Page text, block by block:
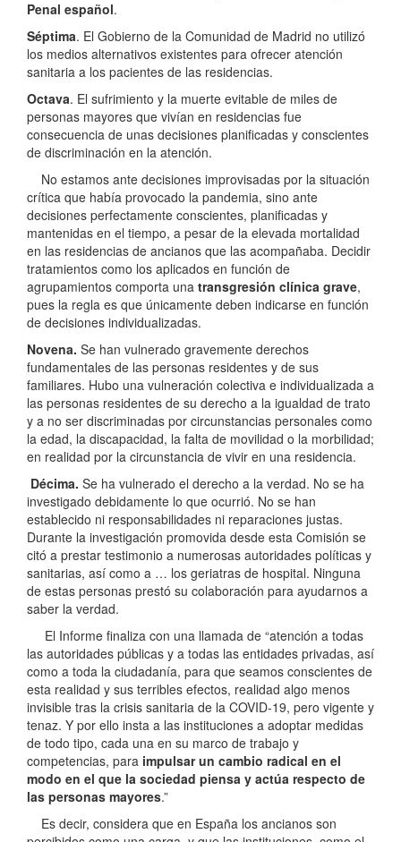
Penal español.
Séptima. El Gobierno de la Comunidad de Madrid no utilizó
los medios alternativos existentes para ofrecer atención
sanitaria a los pacientes de las residencias.
Octava. El sufrimiento y la muerte evitable de miles de
personas mayores que vivían en residencias fue
consecuencia de unas decisiones planificadas y conscientes
de discriminación en la atención.
No estamos ante decisiones improvisadas por la situación
crítica que había provocado la pandemia, sino ante
decisiones perfectamente conscientes, planificadas y
mantenidas en el tiempo, a pesar de la elevada mortalidad
en las residencias de ancianos que las acompañaba. Decidir
tratamientos como los aplicados en función de
agrupamientos comporta una transgresión clínica grave,
pues la regla es que únicamente deben indicarse en función
de decisiones individualizadas.
Novena. Se han vulnerado gravemente derechos
fundamentales de las personas residentes y de sus
familiares. Hubo una vulneración colectiva e individualizada a
las personas residentes de su derecho a la igualdad de trato
y a no ser discriminadas por circunstancias personales como
la edad, la discapacidad, la falta de movilidad o la morbilidad;
en realidad por la circunstancia de vivir en una residencia.
Décima. Se ha vulnerado el derecho a la verdad. No se ha
investigado debidamente lo que ocurrió. No se han
establecido ni responsabilidades ni reparaciones justas.
Durante la investigación promovida desde esta Comisión se
citó a prestar testimonio a numerosas autoridades políticas y
sanitarias, así como a … los geriatras de hospital. Ninguna
de estas personas prestó su colaboración para ayudarnos a
saber la verdad.
El Informe finaliza con una llamada de “atención a todas
las autoridades públicas y a todas las entidades privadas, así
como a toda la ciudadanía, para que seamos conscientes de
esta realidad y sus terribles efectos, realidad algo menos
invisible tras la crisis sanitaria de la COVID-19, pero vigente y
tenaz. Y por ello insta a las instituciones a adoptar medidas
de todo tipo, cada una en su marco de trabajo y
competencias, para impulsar un cambio radical en el
modo en el que la sociedad piensa y actúa respecto de
las personas mayores.”
Es decir, considera que en España los ancianos son